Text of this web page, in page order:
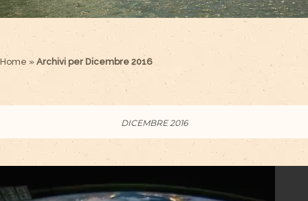
Home » Archivi per Dicembre 2016
DICEMBRE 2016